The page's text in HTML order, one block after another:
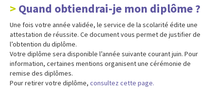
Quand obtiendrai-je mon diplôme ?
Une fois votre année validée, le service de la scolarité édite une
attestation de réussite. Ce document vous permet de justifier de
l’obtention du diplôme.
Votre diplôme sera disponible l’année suivante courant juin. Pour
information, certaines mentions organisent une cérémonie de
remise des diplômes.
Pour retirer votre diplôme, consultez cette page.